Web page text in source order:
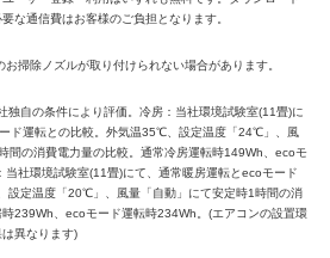
な通信費はお客様のご負担となります。
掃除ノズルが取り付けられない場合があります。
独自の条件により評価。冷房：当社環境試験室(11畳)に
ド運転との比較。外気温35℃、設定温度「24℃」、風
間の消費電力量の比較。通常冷房運転時149Wh、ecoモ
当社環境試験室(11畳)にて、通常暖房運転とecoモード
設定温度「20℃」、風量「自動」にて安定時1時間の消
239Wh、ecoモード運転時234Wh。(エアコンの設置環
異なります)